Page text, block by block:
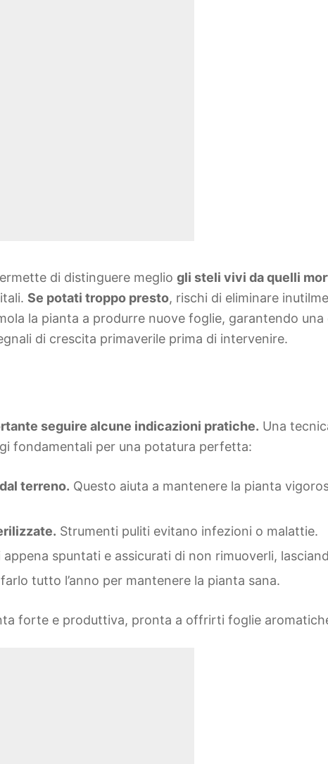
di distinguere meglio gli steli vivi da quelli
Se potati troppo presto, rischi di eliminare
la pianta a produrre nuove foglie, garantendo
di crescita primaverile prima di intervenire.
seguire alcune indicazioni pratiche. Una
fondamentali per una potatura perfetta:
terreno. Questo aiuta a mantenere la pianta
Strumenti puliti evitano infezioni o malattie.
appena spuntati e assicurati di non rimuoverli,
tutto l’anno per mantenere la pianta sana.
forte e produttiva, pronta a offrirti foglie